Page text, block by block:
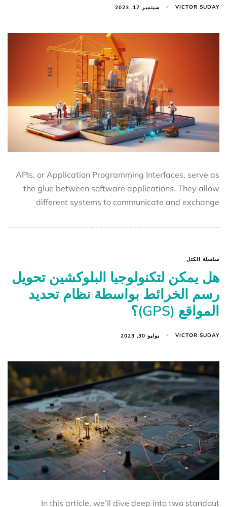
VICTOR SUDAY سبتمبر 17, 2023
APIs, or Application Programming Interfaces, serve as
the glue between software applications. They allow
different systems to communicate and exchange
سلسلة الكتل
هل يمكن لتكنولوجيا البلوكشين تحويل
رسم الخرائط بواسطة نظام تحديد
المواقع (GPS)؟
VICTOR SUDAY يوليو 30, 2023
In this article, we’ll dive deep into two standout